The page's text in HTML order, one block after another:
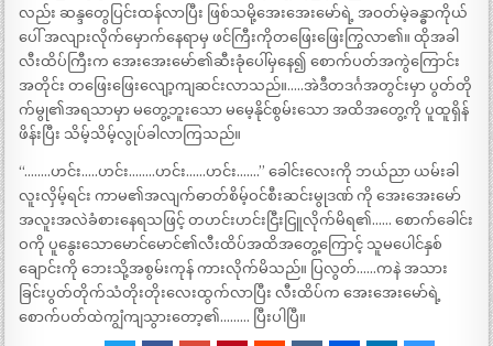
လည်း ဆန္ဒတွေပြင်းထန်လာပြီး ဖြစ်သမို့အေးအေးမော်ရဲ့ အဝတ်မဲ့ခန္ဓာကိုယ်
ပေါ် အလျားလိုက်မှောက်နေရာမှ ဖင်ကြီးကိုတဖြေးဖြေးကြွလာ၏။ ထိုအခါ
လီးထိပ်ကြီးက အေးအေးမော်၏ဆီးခုံပေါ်မှနေ၍ စောက်ပတ်အကွဲကြောင်း
အတိုင်း တဖြေးဖြေးလျော့ကျဆင်းလာသည်။…..အဲဒီတဒင်္ဂအတွင်းမှာ ပွတ်တို
က်မွု၏အရသာမှာ မတွေ့ဘူးသော မမေ့နိုင်စွမ်းသော အထိအတွေ့ကို ပူထူရှိန်
ဖိန်းပြီး သိမ့်သိမ့်လွုပ်ခါလာကြသည်။
“……..ဟင်း…..ဟင်း……..ဟင်း……ဟင်း…….” ခေါင်းလေးကို ဘယ်ညာ ယမ်းခါ
လူးလှိမ့်ရင်း ကာမ၏အလျက်ဓာတ်စိမ့်ဝင်စီးဆင်းမွုဒဏ် ကို အေးအေးမော်
အလူးအလဲခံစားနေရသဖြင့် တဟင်းဟင်းငြီးငြူလိုက်မိရ၏…… စောက်ခေါင်း
ဝကို ပူနွေးသောမောင်မောင်၏လီးထိပ်အထိအတွေ့ကြောင့် သူမပေါင်နှစ်
ချောင်းကို ဘေးသို့အစွမ်းကုန် ကားလိုက်မိသည်။ ပြလွတ်……ကနဲ အသား
ခြင်းပွတ်တိုက်သံတိုးတိုးလေးထွက်လာပြီး လီးထိပ်က အေးအေးမော်ရဲ့
စောက်ပတ်ထဲကျွံကျသွားတော့၏……… ပြီးပါပြီ။